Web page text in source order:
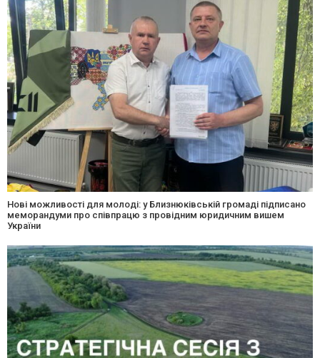
Нові можливості для молоді: у Близнюківській громаді підписано
меморандуми про співпрацю з провідним юридичним вишем
України